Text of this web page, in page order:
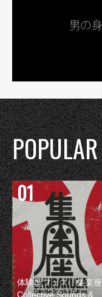
POPULAR
体験型フェス『集楽座
Collective Sounds &